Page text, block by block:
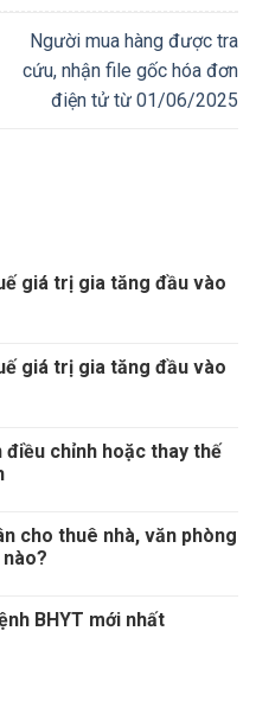
Người mua hàng được tra
cứu, nhận file gốc hóa đơn
điện tử từ 01/06/2025
giá trị gia tăng đầu vào
giá trị gia tăng đầu vào
điều chỉnh hoặc thay thế
cho thuê nhà, văn phòng
BHYT mới nhất